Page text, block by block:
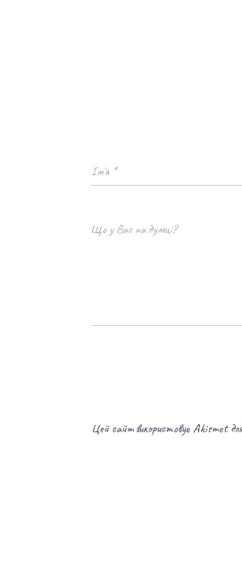
Ім'я *
Що у Вас на думці?
Цей сайт використовує Akismet